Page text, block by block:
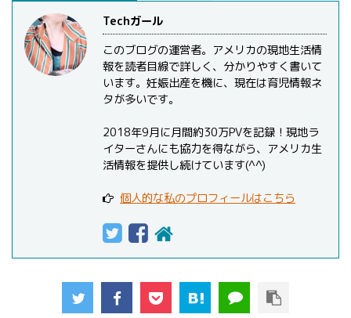
Techガール
このブログの運営者。アメリカの現地生活情
報を読者目線で詳しく、分かりやすく書いて
います。妊娠出産を機に、現在は育児情報ネ
タが多いです。
2018年9月に月間約30万PVを記録！現地ラ
イターさんにも協力を得ながら、アメリカ生
活情報を提供し続けています(^^)
個人的な私のプロフィールはこちら